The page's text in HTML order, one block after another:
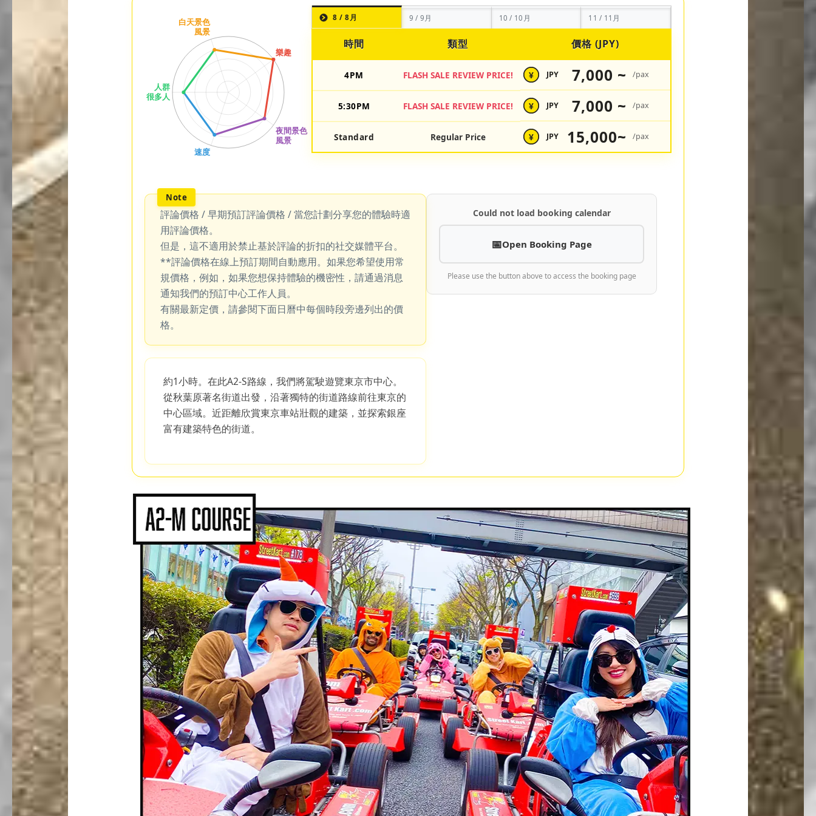
8 / 8月 9 / 9月 10 / 10月 11 / 11月
時間 類型 價格 (JPY)
4PM FLASH SALE REVIEW PRICE! ¥ JPY 7,000 ~ /pax
5:30PM FLASH SALE REVIEW PRICE! ¥ JPY 7,000 ~ /pax
Standard Regular Price ¥ JPY 15,000~ /pax
評論價格 / 早期預訂評論價格 / 當您計劃分享您的體驗時適
用評論價格。
但是，這不適用於禁止基於評論的折扣的社交媒體平台。
**評論價格在線上預訂期間自動應用。如果您希望使用常
規價格，例如，如果您想保持體驗的機密性，請通過消息
通知我們的預訂中心工作人員。
有關最新定價，請參閱下面日曆中每個時段旁邊列出的價
格。
約1小時。在此A2-S路線，我們將駕駛遊覽東京市中心。
從秋葉原著名街道出發，沿著獨特的街道路線前往東京的
中心區域。近距離欣賞東京車站壯觀的建築，並探索銀座
富有建築特色的街道。
Could not load booking calendar
Open Booking Page
Please use the button above to access the booking page